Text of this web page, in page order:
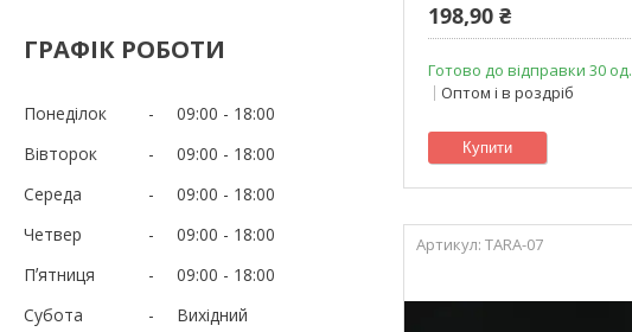
ГРАФІК РОБОТИ
Понеділок 09:00
18:00
Вівторок
09:00
18:00
Середа
09:00
18:00
Четвер
09:00
18:00
Пʼятниця
09:00
18:00
Субота
Вихідний
198,90 ₴
Готово до відправки 30 од.
Оптом і в роздріб
Купити
TARA-07